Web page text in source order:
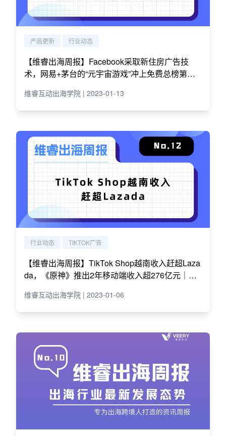
产品更新 行业动态
【维睿出海周报】Facebook采取新住房广告技
术，网易+茅台的“元宇宙游戏”冲上免费总榜第一
维睿互动出海学院 | 2023-01-13
行业动态 TIKTOK广告
【维睿出海周报】TikTok Shop越南收入赶超Laza
da，《原神》推出2年移动端收入超276亿元｜No.
维睿互动出海学院 | 2023-01-06